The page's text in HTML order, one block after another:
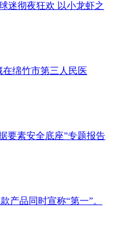
迷彻夜狂欢 以小龙虾之
绵竹市第三人民医
要素安全底座”专题报告
产品同时宣称“第一”。